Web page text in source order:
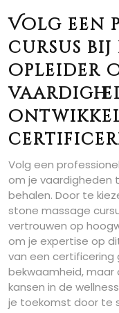
Volg een
cursus bij
opleider
Volg een
om je vaardigheden
behalen. Door te
stone massage
vertrouwen op
om je expertise op
van een certificering
bekwaamheid, maar
kansen in de
je toekomst door te